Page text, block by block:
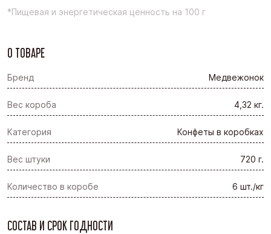
*Пищевая и энергетическая ценность на 100 г
О ТОВАРЕ
Бренд Медвежонок
Вес короба 4,32 кг.
Категория Конфеты в коробках
Вес штуки 720 г.
Количество в коробе 6 шт./кг
СОСТАВ И СРОК ГОДНОСТИ